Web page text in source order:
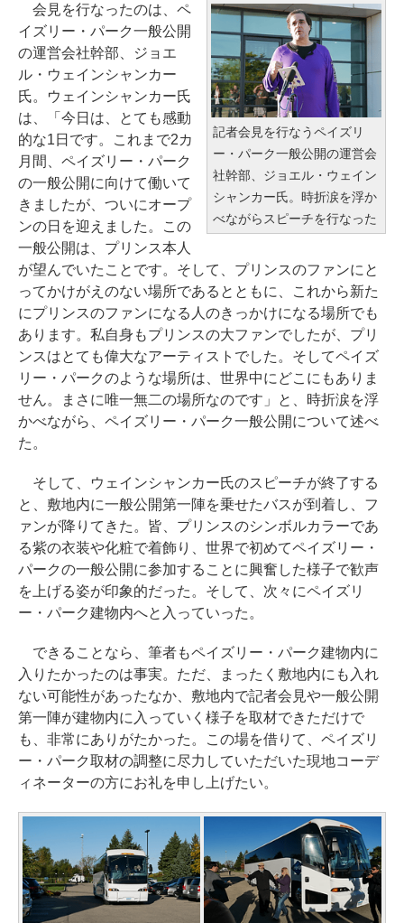
記者会見を行なうペイズリ
ー・パーク一般公開の運営会
社幹部、ジョエル・ウェイン
シャンカー氏。時折涙を浮か
べながらスピーチを行なった
会見を行なったのは、ペ
イズリー・パーク一般公開
の運営会社幹部、ジョエ
ル・ウェインシャンカー
氏。ウェインシャンカー氏
は、「今日は、とても感動
的な1日です。これまで2カ
月間、ペイズリー・パーク
の一般公開に向けて働いて
きましたが、ついにオープ
ンの日を迎えました。この
一般公開は、プリンス本人
が望んでいたことです。そして、プリンスのファンにと
ってかけがえのない場所であるとともに、これから新た
にプリンスのファンになる人のきっかけになる場所でも
あります。私自身もプリンスの大ファンでしたが、プリ
ンスはとても偉大なアーティストでした。そしてペイズ
リー・パークのような場所は、世界中にどこにもありま
せん。まさに唯一無二の場所なのです」と、時折涙を浮
かべながら、ペイズリー・パーク一般公開について述べ
た。
そして、ウェインシャンカー氏のスピーチが終了する
と、敷地内に一般公開第一陣を乗せたバスが到着し、フ
ァンが降りてきた。皆、プリンスのシンボルカラーであ
る紫の衣装や化粧で着飾り、世界で初めてペイズリー・
パークの一般公開に参加することに興奮した様子で歓声
を上げる姿が印象的だった。そして、次々にペイズリ
ー・パーク建物内へと入っていった。
できることなら、筆者もペイズリー・パーク建物内に
入りたかったのは事実。ただ、まったく敷地内にも入れ
ない可能性があったなか、敷地内で記者会見や一般公開
第一陣が建物内に入っていく様子を取材できただけで
も、非常にありがたかった。この場を借りて、ペイズリ
ー・パーク取材の調整に尽力していただいた現地コーデ
ィネーターの方にお礼を申し上げたい。